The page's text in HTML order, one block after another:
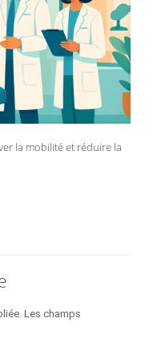
la mobilité et réduire la
Les champs